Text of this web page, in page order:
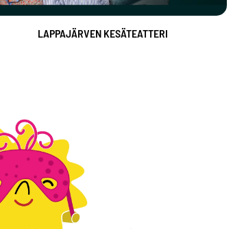
LAPPAJÄRVEN KESÄTEATTERI